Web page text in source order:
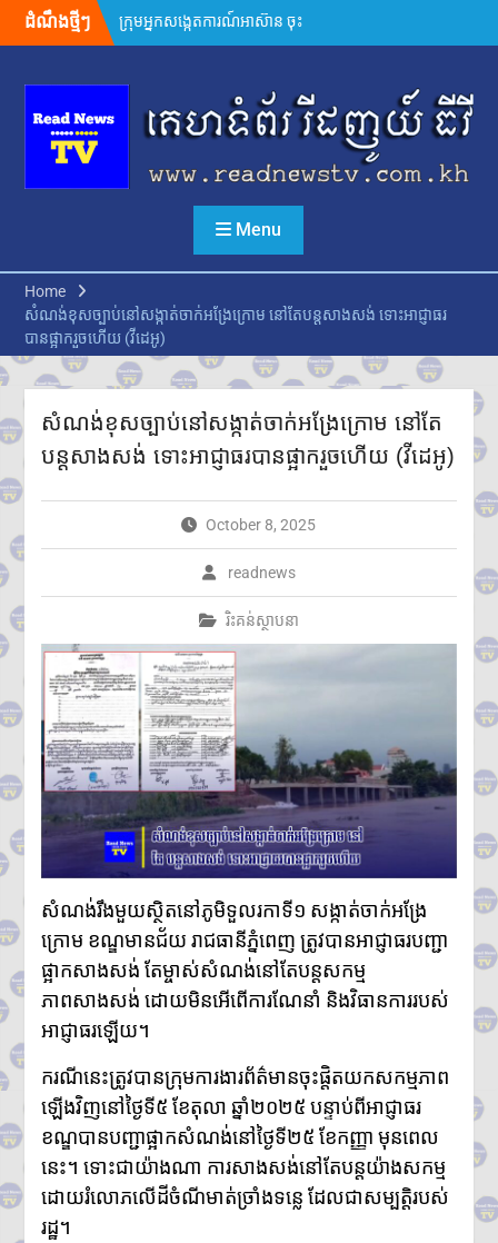
ដំណឹងថ្មីៗ
លោកជំទាវបណ្ឌិត ពេជ ចន្ទមុន្នី
ហ៊ុនម៉ាណែត អញ្ជើញប្រគល់ផ្ទះថ្មី
នៅខេត្តកណ្តាល
ក្រសួងបរិស្ថាន ស្នើឱ្យរដ្ឋបាល
រាជធានី-ខេត្ត អនុវត្តច្បាប់តឹងរ៉ឹង
លើការហាមនាំចូលសំណល់អាគុយ
និងបរិក្ខារអេឡិចត្រូនិកប្រើប្រាស់រួច
អាជ្ញាធរខេត្តបន្ទាយមានជ័យ រៀបចំ
ការចាប់ឆ្នោត ជ្រើសរើសតូបលក់ដូរ
សម្រាប់អាជីវករភៀសសឹក នៅភូមិ
រង់ចាំ ជំហានដំបូង
ប្រមាណ៣០០តូប
លោក ទូច សុឃៈ បញ្ជាក់ថា៖ យុវតី
សិង្ហបុរី មក កម្ពុជាដោយសារបញ្ហា
គ្រួសារ មិនមែនជាករណីជួញដូរ
មនុស្ស
លោក ថម អេនឌ្រូ «ខ្ញុំរំជួលចិត្ត
ពេលពួកគាត់យំ ពេលនិយាយមក
កាន់ខ្ញុំ ពួកគាត់មិនអាចទៅផ្ទះវិញ
អ្នកនាំពាក្យក្រសួងព័ត៌មាន៖
ត្រូវក្លាយជាច្រកផ្តល់ព័ត៌មានផ្លូវការ
សម្តេចមហាបវរធិបតី ហ៊ុន
ម៉ាណែត ដាក់ចេញដំណោះស្រាយ
៨ចំណុច ពន្លឿនបញ្ហាជាប់គាំងនៃ
ការចេញបណ្ណសម្គាល់កម្មសិទ្ធិដីធ្លី
រដ្ឋមន្រ្តីក្រសួងមហាផ្ទៃ អំពាវនាវ
អង្គការ សមាគម ដៃគូអភិវឌ្ឍន៍ បន្ត
ចូលរួមលើកកម្ពស់អភិវឌ្ឍន៍ជាតិ
ឯកឧត្តម ស៊ុន ចាន់ថុល បញ្ជាក់ថា
អត្រាពន្ធថ្មីចំនួន ១០% ដែល
សហរដ្ឋអាមេរិកដាក់លើកម្ពុជា
មិនមែនយកទៅបូកបន្ថែមលើអត្រា
លោក ហ្សេលេនស្គី អះអាងថា រុស្ស៊ី
គ្រោងនាំទាហានកូរ៉េខាងជើង
៣០,០០០នាក់បន្ថែម មកចូលរួម
ក្នុងសង្គ្រាម
ក្នុងរយៈពេល១ឆ្នាំ សំណុំរឿងឆបោក
តាមប្រព័ន្ធច្ចេកវិទ្យា២៦៨ករណីត្រូវ
សញ្ញាសង្ស័យជិត ៣ពាន់នាក់
២៤ កក្កដា ២០២៦៖ ខួប ១ ឆ្នាំ នៃ
ការចងចាំអំពីការចាប់ផ្តើមជម្លោះ
ប្រដាប់អាវុធ និងការប្តេជ្ញាចិត្តរក្សា
សន្តិភាព
កម្ពុជា និង FBI ប្តេជ្ញាបន្តពង្រឹង
កិច្ចសហប្រតិបត្តិការសន្តិសុខ
Menu
Home
សំណង់ខុសច្បាប់នៅសង្កាត់ចាក់អង្រែក្រោម នៅតែបន្តសាងសង់ ទោះអាជ្ញាធរ
បានផ្អាករួចហើយ (វីដេអូ)
សំណង់ខុសច្បាប់នៅសង្កាត់ចាក់អង្រែក្រោម នៅតែ
បន្តសាងសង់ ទោះអាជ្ញាធរបានផ្អាករួចហើយ (វីដេអូ)
October 8, 2025
readnews
រិះគន់ស្ថាបនា
សំណង់រឹងមួយស្ថិតនៅភូមិទួលរកាទី១ សង្កាត់ចាក់អង្រែ
ក្រោម ខណ្ឌមានជ័យ រាជធានីភ្នំពេញ ត្រូវបានអាជ្ញាធរបញ្ជា
ផ្អាកសាងសង់ តែម្ចាស់សំណង់នៅតែបន្តសកម្ម
ភាពសាងសង់ ដោយមិនអើពើការណែនាំ និងវិធានការរបស់
អាជ្ញាធរឡើយ។
ករណីនេះត្រូវបានក្រុមការងារព័ត៌មានចុះផ្តិតយកសកម្មភាព
ឡើងវិញនៅថ្ងៃទី៥ ខែតុលា ឆ្នាំ២០២៥ បន្ទាប់ពីអាជ្ញាធរ
ខណ្ឌបានបញ្ជាផ្អាកសំណង់នៅថ្ងៃទី២៥ ខែកញ្ញា មុនពេល
នេះ។ ទោះជាយ៉ាងណា ការសាងសង់នៅតែបន្តយ៉ាងសកម្ម
ដោយរំលោភលើដីចំណីមាត់ច្រាំងទន្លេ ដែលជាសម្បត្តិរបស់
រដ្ឋ។